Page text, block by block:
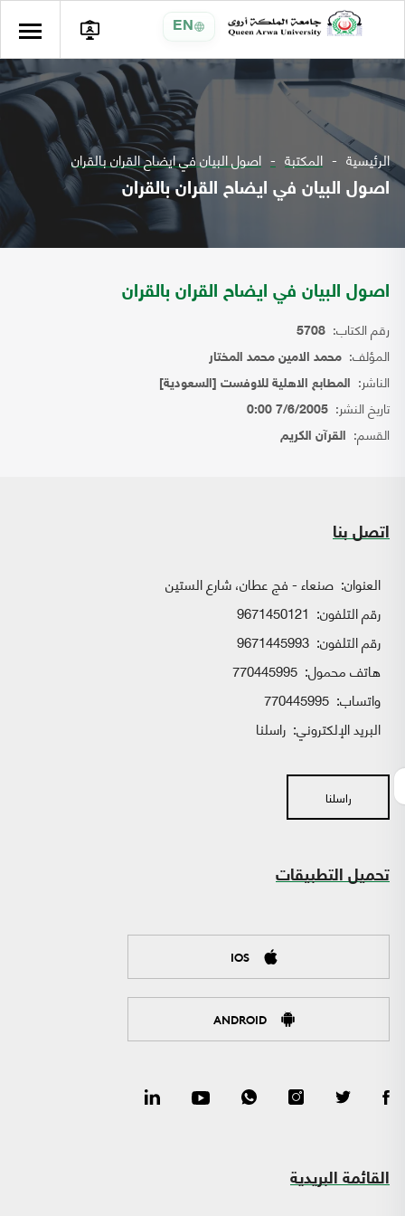
EN
الرئيسية المكتبة اصول البيان في ايضاح القران بالقران
اصول البيان في ايضاح القران بالقران
اصول البيان في ايضاح القران بالقران
رقم الكتاب: 5708
المؤلف: محمد الامين محمد المختار
الناشر: المطابع الاهلية للاوفست [السعودية]
تاريخ النشر: 7/6/2005 0:00
القسم: القرآن الكريم
اتصل بنا
العنوان: صنعاء - فج عطان، شارع الستين
رقم التلفون: 9671450121
رقم التلفون: 9671445993
هاتف محمول: 770445995
واتساب:
البريد الإلكتروني: راسلنا
راسلنا
تحميل التطبيقات
IOS
ANDROID
القائمة البريدية